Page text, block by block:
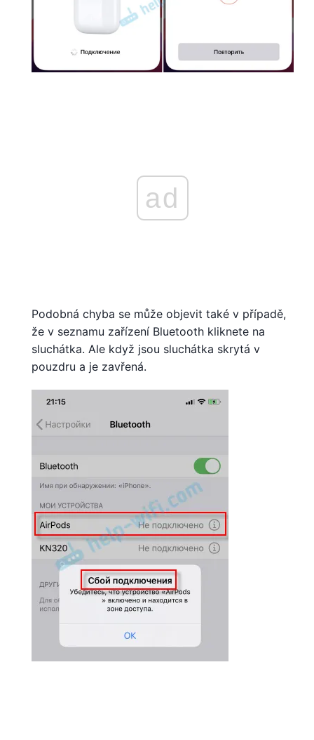
ad
Podobná chyba se může objevit také v případě,
že v seznamu zařízení Bluetooth kliknete na
sluchátka. Ale když jsou sluchátka skrytá v
pouzdru a je zavřená.